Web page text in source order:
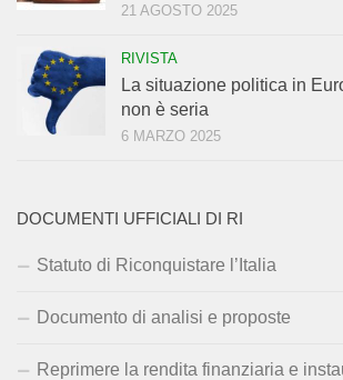
21 AGOSTO 2025
RIVISTA
La situazione politica in
non è seria
6 MARZO 2025
DOCUMENTI UFFICIALI DI RI
Statuto di Riconquistare l’Italia
Documento di analisi e proposte
Reprimere la rendita finanziaria e